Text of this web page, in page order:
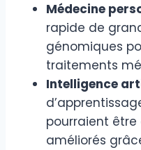
Médecine
rapide de
génomiques
traitements
Intelligence
pourraient
améliorés